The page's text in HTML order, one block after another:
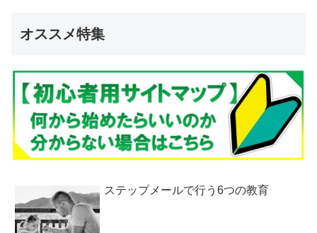
オススメ特集
ステップメールで行う6つの教育